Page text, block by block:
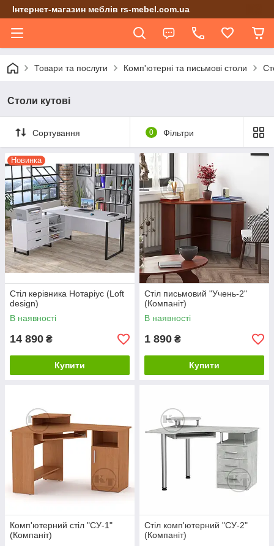
Інтернет-магазин меблів rs-mebel.com.ua
Товари та послуги Комп'ютерні та письмові столи
Столи кутові
Сортування 0 Фільтри
Новинка
Стіл керівника Нотаріус (Loft
design)
В наявності
14 890 ₴
Купити
Стіл письмовий "Учень-2"
(Компаніт)
В наявності
1 890 ₴
Купити
Комп'ютерний стіл "СУ-1"
(Компаніт)
Стіл комп'ютерний "СУ-2"
(Компаніт)